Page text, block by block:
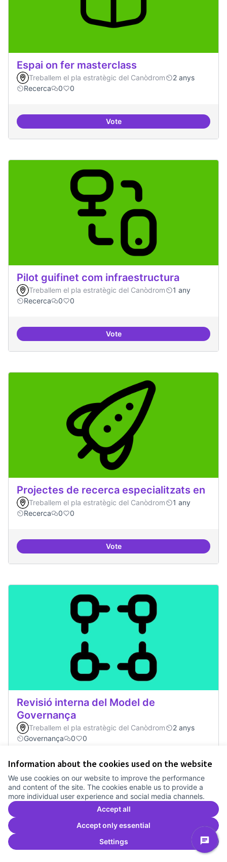
Information about the cookies used on the website
We use cookies on our website to improve the performance
and content of the site. The cookies enable us to provide a
more individual user experience and social media channels.
Accept all
Accept only essential
Settings
Espai on fer masterclass
Treballem el pla estratègic del Canòdrom
2 anys
Recerca
0 0
VoteEspai on fer masterclass
Pilot guifinet com infraestructura
Treballem el pla estratègic del Canòdrom
1 any
Recerca
0 0
VotePilot guifinet com
Projectes de recerca especialitzats en
Treballem el pla estratègic del Canòdrom
1 any
Recerca
0 0
VoteProjectes de recerca
Revisió interna del Model de
Governança
Treballem el pla estratègic del Canòdrom
2 anys
Governança
0 0
Revisió interna del Model de